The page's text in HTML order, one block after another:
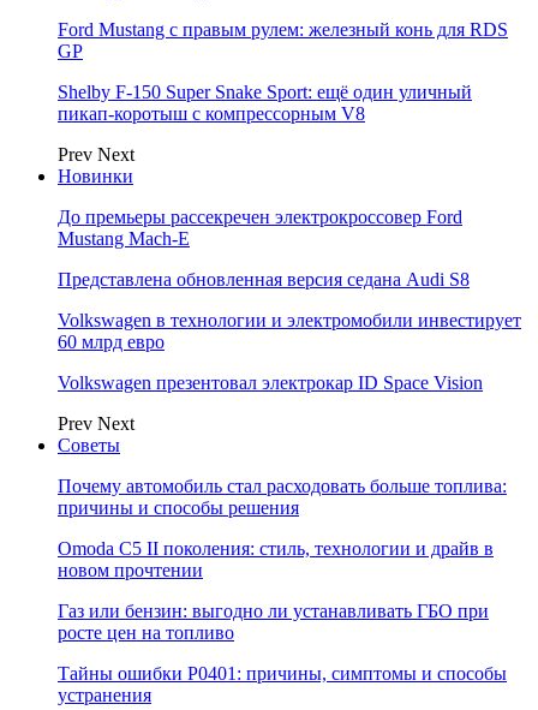
Ford Mustang с правым рулем: железный конь для RDS
GP
Shelby F-150 Super Snake Sport: ещё один уличный
пикап-коротыш с компрессорным V8
Prev Next
Новинки
До премьеры рассекречен электрокроссовер Ford
Mustang Mach-E
Представлена обновленная версия седана Audi S8
Volkswagen в технологии и электромобили инвестирует
60 млрд евро
Volkswagen презентовал электрокар ID Space Vision
Prev Next
Советы
Почему автомобиль стал расходовать больше топлива:
причины и способы решения
Omoda C5 II поколения: стиль, технологии и драйв в
новом прочтении
Газ или бензин: выгодно ли устанавливать ГБО при
росте цен на топливо
Тайны ошибки P0401: причины, симптомы и способы
устранения